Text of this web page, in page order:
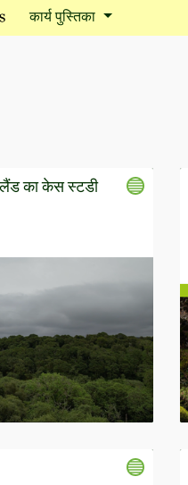
कार्य पुस्तिका
का केस स्टडी